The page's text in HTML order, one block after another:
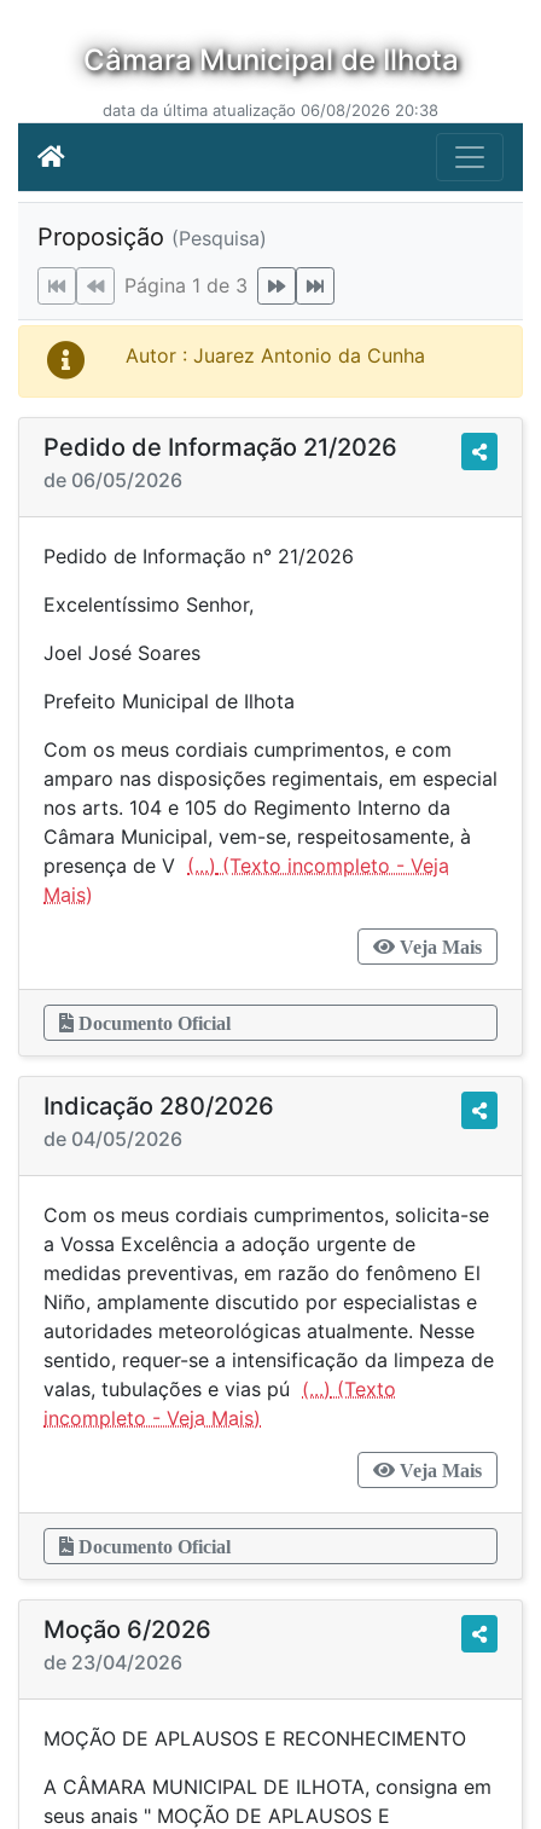
Câmara Municipal de Ilhota
data da última atualização 06/08/2026 20:38
Proposição (Pesquisa)
Página 1 de 3
Autor : Juarez Antonio da Cunha
Pedido de Informação 21/2026
de 06/05/2026
Pedido de Informação n° 21/2026
Excelentíssimo Senhor,
Joel José Soares
Prefeito Municipal de Ilhota
Com os meus cordiais cumprimentos, e com
amparo nas disposições regimentais, em especial
nos arts. 104 e 105 do Regimento Interno da
Câmara Municipal, vem-se, respeitosamente, à
presença de V (...)
Veja Mais
Documento Oficial
Indicação 280/2026
de 04/05/2026
Com os meus cordiais cumprimentos, solicita-se
a Vossa Excelência a adoção urgente de
medidas preventivas, em razão do fenômeno El
Niño, amplamente discutido por especialistas e
autoridades meteorológicas atualmente. Nesse
sentido, requer-se a intensificação da limpeza de
valas, tubulações e vias pú (...)
Veja Mais
Documento Oficial
Moção 6/2026
de 23/04/2026
MOÇÃO DE APLAUSOS E RECONHECIMENTO
A CÂMARA MUNICIPAL DE ILHOTA, consigna em
seus anais " MOÇÃO DE APLAUSOS E